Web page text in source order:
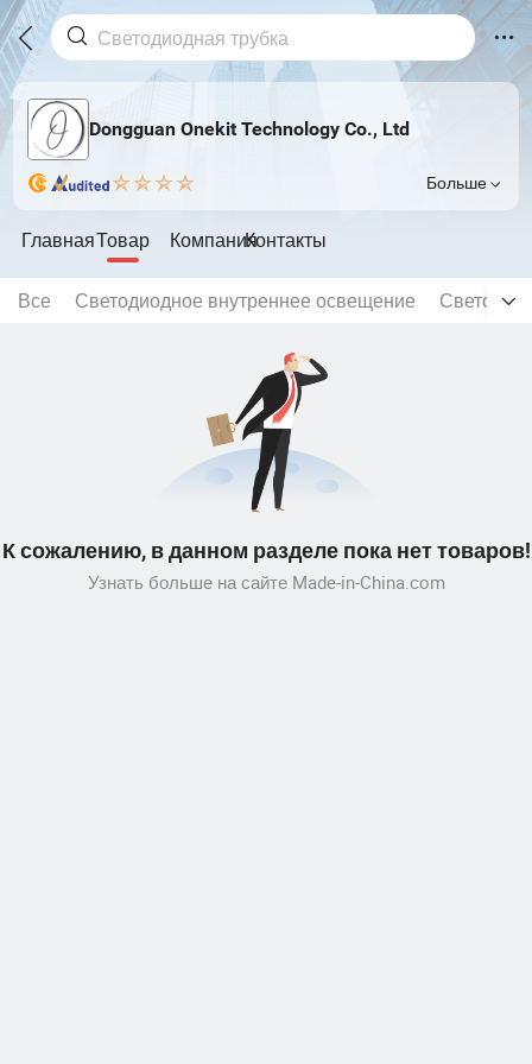
Dongguan Onekit Technology Co., Ltd
Больше
ГлавнаяТовар КомпанияКонтакты
Все Светодиодное внутреннее освещение
К сожалению, в данном разделе пока нет товаров!
Узнать больше на сайте Made-in-China.com